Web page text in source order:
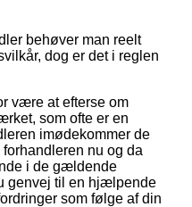
behøver man reelt
dog er det i reglen
være at efterse om
som ofte er en
imødekommer de
nu og da
i de gældende
genvej til en hjælpende
som følge af din